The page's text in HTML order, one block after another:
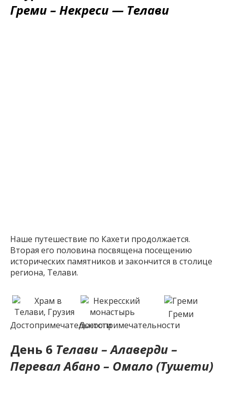
Греми – Некреси — Телави
Наше путешествие по Кахети продолжается.
Вторая его половина посвящена посещению
исторических памятников и закончится в столице
региона, Телави.
ДостопримечательностиДостопримечательности
Греми
День 6 Телави – Алаверди –
Перевал Абано – Омало (Тушети)